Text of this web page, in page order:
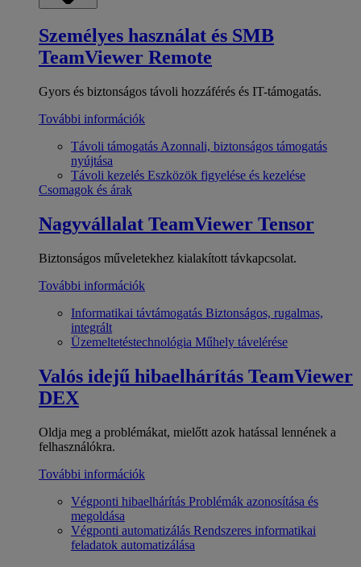
Személyes használat és SMB
TeamViewer Remote
Gyors és biztonságos távoli hozzáférés és IT-támogatás.
További információk
Távoli támogatás Azonnali, biztonságos támogatás
nyújtása
Távoli kezelés Eszközök figyelése és kezelése
Csomagok és árak
Nagyvállalat TeamViewer Tensor
Biztonságos műveletekhez kialakított távkapcsolat.
További információk
Informatikai távtámogatás Biztonságos, rugalmas,
integrált
Üzemeltetéstechnológia Műhely távelérése
Valós idejű hibaelhárítás TeamViewer
DEX
Oldja meg a problémákat, mielőtt azok hatással lennének a
felhasználókra.
További információk
Végponti hibaelhárítás Problémák azonosítása és
megoldása
Végponti automatizálás Rendszeres informatikai
feladatok automatizálása